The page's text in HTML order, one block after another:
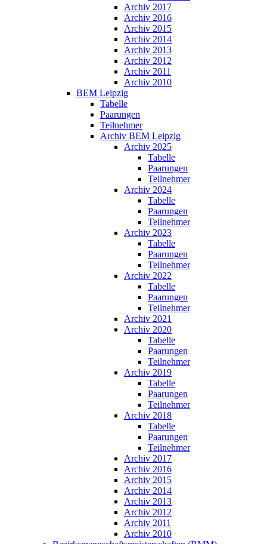
Archiv 2017
Archiv 2016
Archiv 2015
Archiv 2014
Archiv 2013
Archiv 2012
Archiv 2011
Archiv 2010
BEM Leipzig
Tabelle
Paarungen
Teilnehmer
Archiv BEM Leipzig
Archiv 2025
Tabelle
Paarungen
Teilnehmer
Archiv 2024
Tabelle
Paarungen
Teilnehmer
Archiv 2023
Tabelle
Paarungen
Teilnehmer
Archiv 2022
Tabelle
Paarungen
Teilnehmer
Archiv 2021
Archiv 2020
Tabelle
Paarungen
Teilnehmer
Archiv 2019
Tabelle
Paarungen
Teilnehmer
Archiv 2018
Tabelle
Paarungen
Teilnehmer
Archiv 2017
Archiv 2016
Archiv 2015
Archiv 2014
Archiv 2013
Archiv 2012
Archiv 2011
Archiv 2010